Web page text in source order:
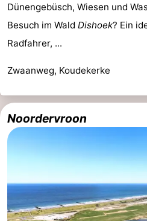
Dünengebüsch, Wiesen und
Besuch im Wald Dishoek? Ein
Radfahrer, ...
Zwaanweg, Koudekerke
Noordervroon